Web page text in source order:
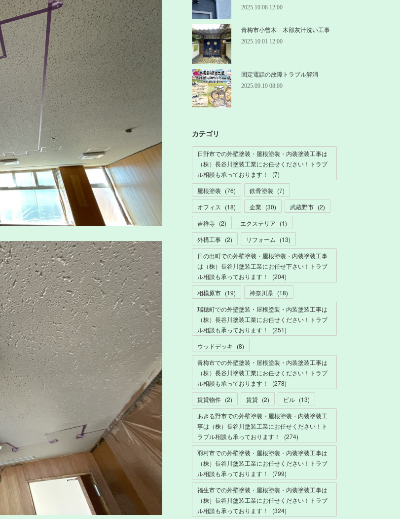
2025.10.08 12:00
青梅市小曾木 木部灰汁洗い工事
2025.10.01 12:00
固定電話の故障トラブル解消
2025.09.19 08:09
カテゴリ
日野市での外壁塗装・屋根塗装・内装塗装工事は
（株）長谷川塗装工業にお任せください！トラブ
ル相談も承っております！
(7)
屋根塗装 (76) 鉄骨塗装 (7)
オフィス
(18) 企業 (30) 武蔵野市 (2)
吉祥寺 (2) エクステリア (1)
外構工事 (2) リフォーム (13)
日の出町での外壁塗装・屋根塗装・内装塗装工事
は（株）長谷川塗装工業にお任せ下さい！トラブ
ル相談も承っております！
(204)
相模原市 (19) 神奈川県 (18)
瑞穂町での外壁塗装・屋根塗装・内装塗装工事は
（株）長谷川塗装工業にお任せください！トラブ
ル相談も承っております！
(251)
ウッドデッキ (8)
青梅市での外壁塗装・屋根塗装・内装塗装工事は
（株）長谷川塗装工業にお任せください！トラブ
ル相談も承っております！
(278)
賃貸物件 (2) 賃貸 (2) ビル (13)
あきる野市での外壁塗装・屋根塗装・内装塗装工
事は（株）長谷川塗装工業にお任せください！ト
ラブル相談も承っております！
(274)
羽村市での外壁塗装・屋根塗装・内装塗装工事は
（株）長谷川塗装工業にお任せください！トラブ
ル相談も承っております！
(799)
福生市での外壁塗装・屋根塗装・内装塗装工事は
（株）長谷川塗装工業にお任せください！トラブ
ル相談も承っております！
(324)